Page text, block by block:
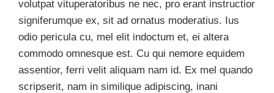
volutpat vituperatoribus ne nec, pro erant instructior
signiferumque ex, sit ad ornatus moderatius. Ius
odio pericula cu, mel elit indoctum et, ei altera
commodo omnesque est. Cu qui nemore equidem
assentior, ferri velit aliquam nam id. Ex mel quando
scripserit, nam in similique adipiscing, inani